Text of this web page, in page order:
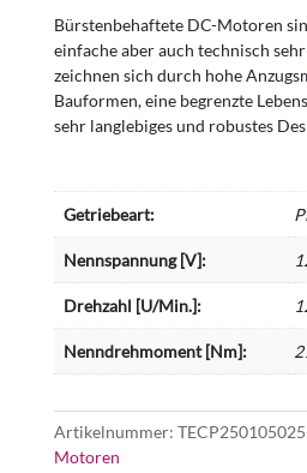
Bürstenbehaftete DC-Motoren
einfache aber auch technisch
zeichnen sich durch hohe
Bauformen, eine begrenzte
sehr langlebiges und robustes
Getriebeart:
Nennspannung [V]:
Drehzahl [U/Min.]:
Nenndrehmoment [Nm]:
Artikelnummer:
Motoren